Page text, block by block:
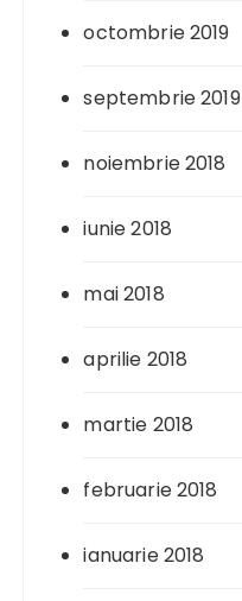
octombrie 2019
septembrie 2019
noiembrie 2018
iunie 2018
mai 2018
aprilie 2018
martie 2018
februarie 2018
ianuarie 2018